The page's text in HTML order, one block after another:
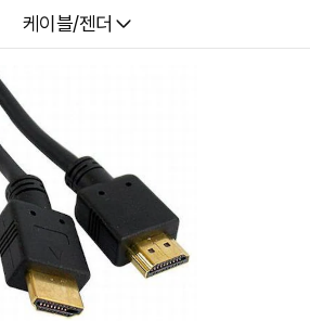
다나와
케이블/젠더